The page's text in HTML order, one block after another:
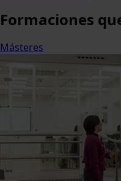
Formaciones
Másteres